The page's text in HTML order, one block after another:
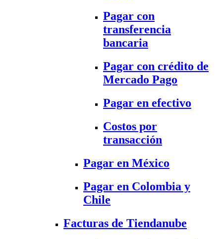
Pagar con
transferencia
bancaria
Pagar con crédito de
Mercado Pago
Pagar en efectivo
Costos por
transacción
Pagar en México
Pagar en Colombia y
Chile
Facturas de Tiendanube